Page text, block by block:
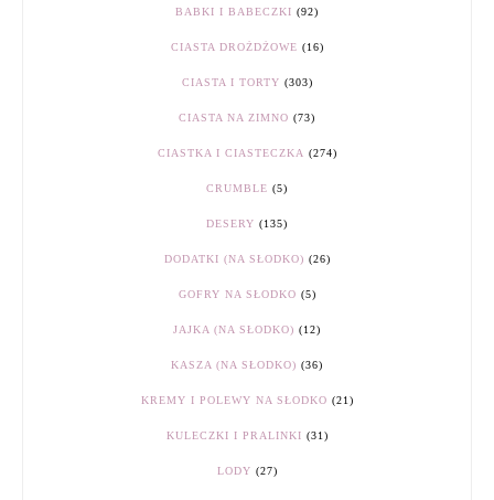
BABKI I BABECZKI (92)
CIASTA DROŻDŻOWE (16)
CIASTA I TORTY (303)
CIASTA NA ZIMNO (73)
CIASTKA I CIASTECZKA (274)
CRUMBLE (5)
DESERY (135)
DODATKI (NA SŁODKO) (26)
GOFRY NA SŁODKO (5)
JAJKA (NA SŁODKO) (12)
KASZA (NA SŁODKO) (36)
KREMY I POLEWY NA SŁODKO (21)
KULECZKI I PRALINKI (31)
LODY (27)